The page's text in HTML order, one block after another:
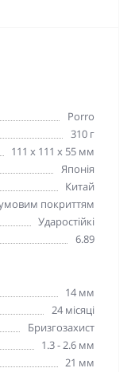
Porro
310 г
111 x 111 x 55 мм
Японія
Китай
покриттям
Ударостійкі
6.89
14 мм
24 місяці
Бризгозахист
1.3 - 2.6 мм
21 мм